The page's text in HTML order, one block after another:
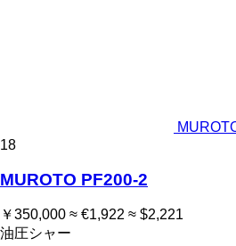
18
MUROTO PF200-2
￥350,000 ≈ €1,922 ≈ $2,221
油圧シャー